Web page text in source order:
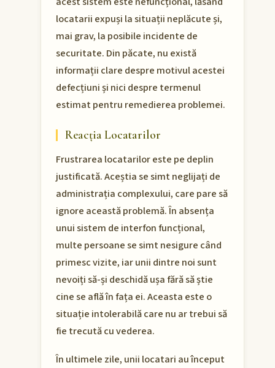
locatarii expuși la situații neplăcute și,
mai grav, la posibile incidente de
securitate. Din păcate, nu există
informații clare despre motivul acestei
defecțiuni și nici despre termenul
estimat pentru remedierea problemei.
Reacția Locatarilor
Frustrarea locatarilor este pe deplin
justificată. Aceștia se simt neglijați de
administrația complexului, care pare să
ignore această problemă. În absența
unui sistem de interfon funcțional,
multe persoane se simt nesigure când
primesc vizite, iar unii dintre noi sunt
nevoiți să-și deschidă ușa fără să știe
cine se află în fața ei. Aceasta este o
situație intolerabilă care nu ar trebui să
fie trecută cu vederea.
În ultimele zile, unii locatari au început